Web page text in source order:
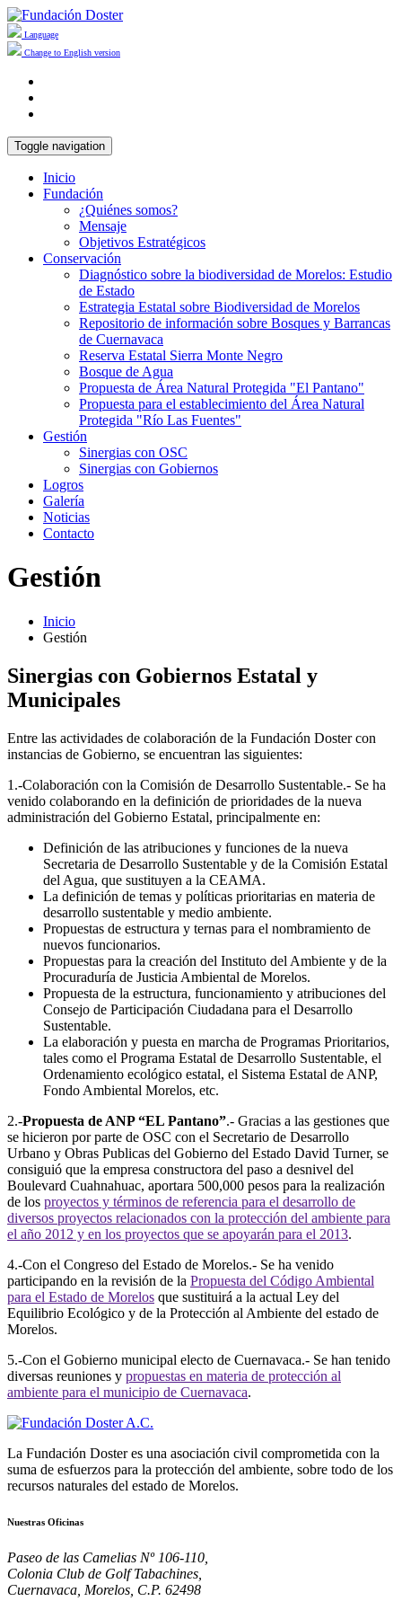
Language
Change to English version
Toggle navigation
Inicio
Fundación
¿Quiénes somos?
Mensaje
Objetivos Estratégicos
Conservación
Diagnóstico sobre la biodiversidad de Morelos: Estudio
de Estado
Estrategia Estatal sobre Biodiversidad de Morelos
Repositorio de información sobre Bosques y Barrancas
de Cuernavaca
Reserva Estatal Sierra Monte Negro
Bosque de Agua
Propuesta de Área Natural Protegida "El Pantano"
Propuesta para el establecimiento del Área Natural
Protegida "Río Las Fuentes"
Gestión
Sinergias con OSC
Sinergias con Gobiernos
Logros
Galería
Noticias
Contacto
Gestión
Inicio
Gestión
Sinergias con Gobiernos Estatal y
Municipales
Entre las actividades de colaboración de la Fundación Doster con
instancias de Gobierno, se encuentran las siguientes:
1.-Colaboración con la Comisión de Desarrollo Sustentable.- Se ha
venido colaborando en la definición de prioridades de la nueva
administración del Gobierno Estatal, principalmente en:
Definición de las atribuciones y funciones de la nueva
Secretaria de Desarrollo Sustentable y de la Comisión Estatal
del Agua, que sustituyen a la CEAMA.
La definición de temas y políticas prioritarias en materia de
desarrollo sustentable y medio ambiente.
Propuestas de estructura y ternas para el nombramiento de
nuevos funcionarios.
Propuestas para la creación del Instituto del Ambiente y de la
Procuraduría de Justicia Ambiental de Morelos.
Propuesta de la estructura, funcionamiento y atribuciones del
Consejo de Participación Ciudadana para el Desarrollo
Sustentable.
La elaboración y puesta en marcha de Programas Prioritarios,
tales como el Programa Estatal de Desarrollo Sustentable, el
Ordenamiento ecológico estatal, el Sistema Estatal de ANP,
Fondo Ambiental Morelos, etc.
2.-Propuesta de ANP “EL Pantano”.- Gracias a las gestiones que
se hicieron por parte de OSC con el Secretario de Desarrollo
Urbano y Obras Publicas del Gobierno del Estado David Turner, se
consiguió que la empresa constructora del paso a desnivel del
Boulevard Cuahnahuac, aportara 500,000 pesos para la realización
de los proyectos y términos de referencia para el desarrollo de
diversos proyectos relacionados con la protección del ambiente para
el año 2012 y en los proyectos que se apoyarán para el 2013.
4.-Con el Congreso del Estado de Morelos.- Se ha venido
participando en la revisión de la Propuesta del Código Ambiental
para el Estado de Morelos que sustituirá a la actual Ley del
Equilibrio Ecológico y de la Protección al Ambiente del estado de
Morelos.
5.-Con el Gobierno municipal electo de Cuernavaca.- Se han tenido
diversas reuniones y propuestas en materia de protección al
ambiente para el municipio de Cuernavaca.
La Fundación Doster es una asociación civil comprometida con la
suma de esfuerzos para la protección del ambiente, sobre todo de los
recursos naturales del estado de Morelos.
Nuestras Oficinas
Paseo de las Camelias Nº 106-110,
Colonia Club de Golf Tabachines,
Cuernavaca, Morelos, C.P. 62498